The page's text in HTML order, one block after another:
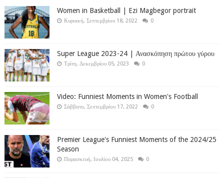
Women in Basketball | Ezi Magbegor portrait
Κυριακή, Σεπτεμβρίου 18, 2022 0
Super League 2023-24 | Ανασκόπηση πρώτου γύρου
Τρίτη, Δεκεμβρίου 05, 2023 0
Video: Funniest Moments in Women's Football
Σάββατο, Σεπτεμβρίου 17, 2022 0
Premier League's Funniest Moments of the 2024/25
Season
Παρασκευή, Ιουλίου 04, 2025 0